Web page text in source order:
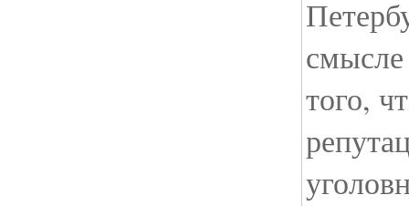
смысле
того,